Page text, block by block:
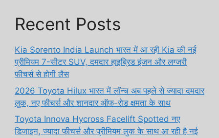
Recent Posts
Kia Sorento India Launch भारत में आ रही Kia की नई
प्रीमियम 7-सीटर SUV, दमदार हाइब्रिड इंजन और लग्जरी
फीचर्स से होगी लैस
2026 Toyota Hilux भारत में लॉन्च अब पहले से ज्यादा दमदार
लुक, नए फीचर्स और शानदार ऑफ-रोड क्षमता के साथ
Toyota Innova Hycross Facelift Spotted नए
डिजाइन, ज्यादा फीचर्स और प्रीमियम लुक के साथ आ रही है नई